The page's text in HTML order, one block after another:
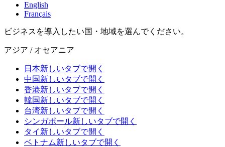
English
Français
ビジネスを導入したい国・地域を選んでください。
アジア / オセアニア
日本新しいタブで開く
中国新しいタブで開く
香港新しいタブで開く
韓国新しいタブで開く
台湾新しいタブで開く
シンガポール新しいタブで開く
タイ 新しいタブで開く
ベトナム新しいタブで開く